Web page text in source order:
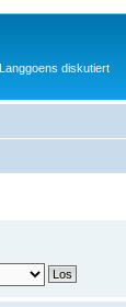
diskutiert